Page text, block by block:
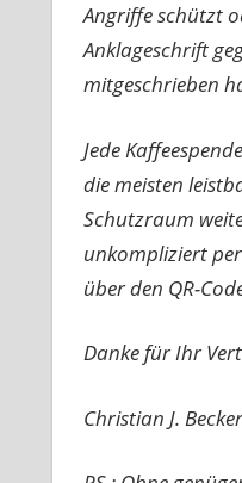
Angriffe schützt
Anklageschrift
mitgeschrieben
Jede
die meisten
Schutzraum
unkompliziert per
über den QR-
Danke für Ihr
Christian J. Becker